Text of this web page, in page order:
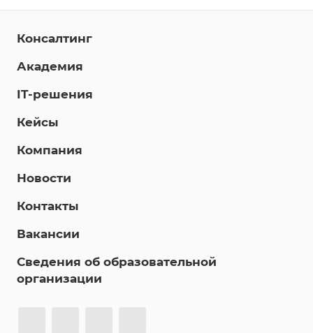
Консалтинг
Академия
IT-решения
Кейсы
Компания
Новости
Контакты
Вакансии
Сведения об образовательной
организации